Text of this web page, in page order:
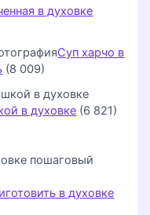
в духовке
Суп харчо в
(8 009)
в духовке (6 821)
в духовке